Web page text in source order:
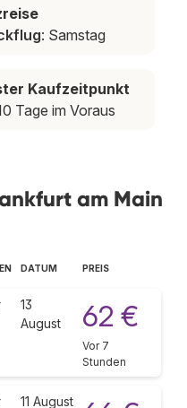
: Samstag
Kaufzeitpunkt
Tage im Voraus
am Main
DATUM PREIS
13
August
62 €
Vor 7
Stunden
11 August